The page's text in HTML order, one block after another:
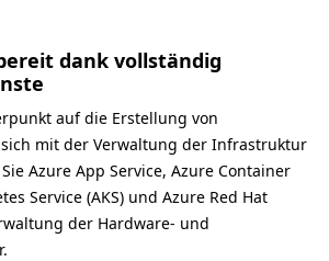
dank vollständig
auf die Erstellung von
mit der Verwaltung der Infrastruktur
Azure App Service, Azure Container
Service (AKS) und Azure Red Hat
der Hardware- und